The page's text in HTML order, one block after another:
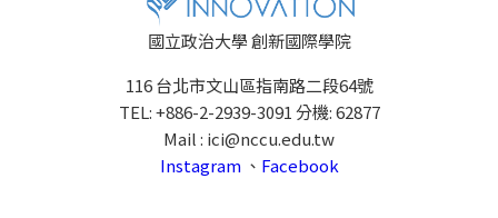
國立政治大學 創新國際學院
116 台北市文山區指南路二段64號
TEL: +886-2-2939-3091 分機: 62877
Mail : ici@nccu.edu.tw
Instagram、 Facebook